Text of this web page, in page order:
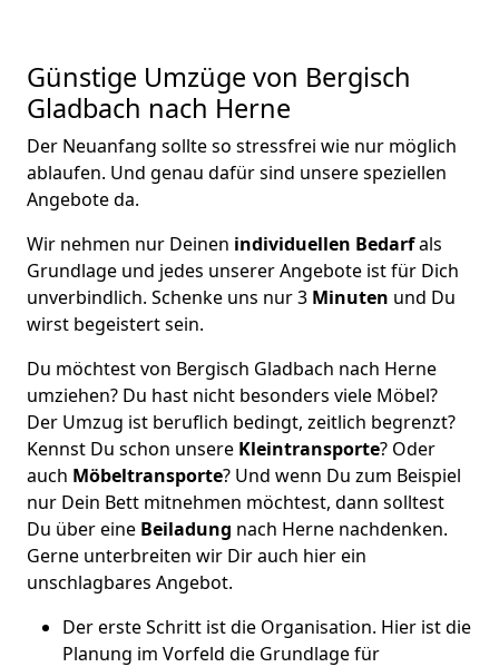
Günstige Umzüge von Bergisch
Gladbach nach Herne
Der Neuanfang sollte so stressfrei wie nur möglich
ablaufen. Und genau dafür sind unsere speziellen
Angebote da.
Wir nehmen nur Deinen individuellen Bedarfals
Grundlage und jedes unserer Angebote ist für Dich
unverbindlich. Schenke uns nur 3 Minuten und Du
wirst begeistert sein.
Du möchtest von Bergisch Gladbach nach Herne
umziehen? Du hast nicht besonders viele Möbel?
Der Umzug ist beruflich bedingt, zeitlich begrenzt?
Kennst Du schon unsere Kleintransporte? Oder
auch Möbeltransporte? Und wenn Du zum Beispiel
nur Dein Bett mitnehmen möchtest, dann solltest
Du über eine Beiladung nach Herne nachdenken.
Gerne unterbreiten wir Dir auch hier ein
unschlagbares Angebot.
Der erste Schritt ist die Organisation. Hier ist die
Planung im Vorfeld die Grundlage für